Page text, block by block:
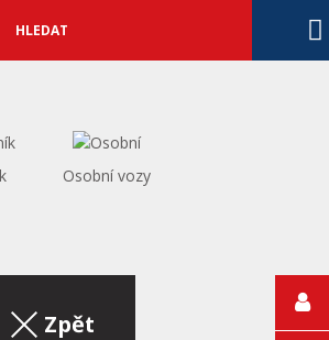
Osobní vozy
Zpět na výpis